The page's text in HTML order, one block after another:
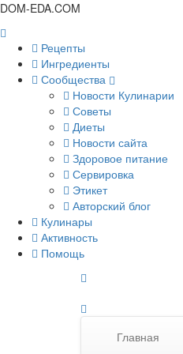
DOM-EDA.COM
Рецепты
Ингредиенты
Сообщества
Новости Кулинарии
Советы
Диеты
Новости сайта
Здоровое питание
Сервировка
Этикет
Авторский блог
Кулинары
Активность
Помощь
Главная